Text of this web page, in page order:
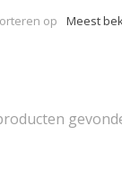
op Meest